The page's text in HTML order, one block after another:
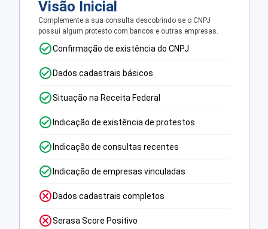
Visão Inicial
Complemente a sua consulta descobrindo se o CNPJ
possui algum protesto com bancos e outras empresas.
Confirmação de existência do CNPJ
Dados cadastrais básicos
Situação na Receita Federal
Indicação de existência de protestos
Indicação de consultas recentes
Indicação de empresas vinculadas
Dados cadastrais completos
Serasa Score Positivo